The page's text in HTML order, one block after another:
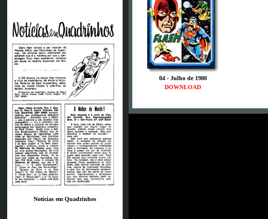
Noticias em Quadrinhos
04 - Julho de 1980
DOWNLOAD